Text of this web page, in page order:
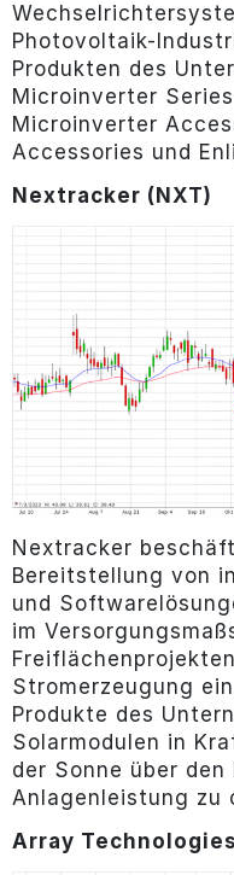
Photovoltaik-
Produkten des
Microinverter
Microinverter
Accessories und
Nextracker (NXT)
Nextracker
Bereitstellung von
und
im
Stromerzeugung
Produkte des
Solarmodulen in
der Sonne über
Anlagenleistung zu
Array Technologies